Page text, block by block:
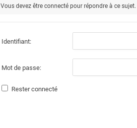
Vous devez être connecté pour répondre à ce sujet.
Identifiant:
Mot de passe:
Rester connecté